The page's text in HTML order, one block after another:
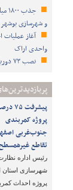
و شهرسازی بوشهر / رشد ۶۰۰
واحدی اراک
نصب ۷۳ دوربین جدید
پیشرفت
پروژه کمربندی
جنوب‌غربی
تقاطع
رئیس اداره
پروژه احداث